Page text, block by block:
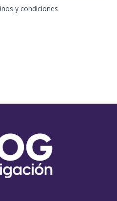
y condiciones